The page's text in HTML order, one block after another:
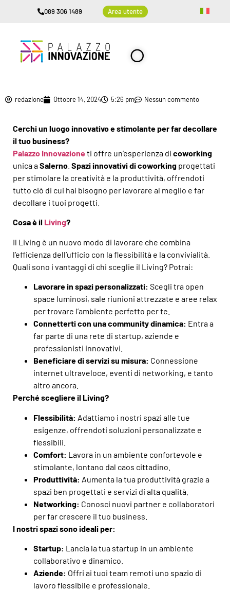
089 306 1489 Area utente
redazione Ottobre 14, 2024 5:26 pm Nessun commento
Cerchi un luogo innovativo e stimolante per far decollare
il tuo business?
Palazzo Innovazioneti offre un’esperienza di coworking
unica aSalerno Spazi innovativi di coworking progettati
per stimolare la creatività e la produttività, offrendoti
tutto ciò di cui hai bisogno per lavorare al meglio e far
decollare i tuoi progetti.
Cosa è il Living?
Il Living è un nuovo modo di lavorare che combina
l’efficienza dell’ufficio con la flessibilità e la convivialità.
Quali sono i vantaggi di chi sceglie il Living? Potrai:
Lavorare in spazi personalizzati: Scegli tra open
space luminosi, sale riunioni attrezzate e aree relax
per trovare l’ambiente perfetto per te.
Connetterti con una community dinamica: Entra a
far parte di una rete di startup, aziende e
professionisti innovativi.
Beneficiare di servizi su misura: Connessione
internet ultraveloce, eventi di networking, e tanto
altro ancora.
Perché scegliere il Living?
Flessibilità: Adattiamo i nostri spazi alle tue
esigenze, offrendoti soluzioni personalizzate e
flessibili.
Comfort: Lavora in un ambiente confortevole e
stimolante, lontano dal caos cittadino.
Produttività: Aumenta la tua produttività grazie a
spazi ben progettati e servizi di alta qualità.
Networking: Conosci nuovi partner e collaboratori
per far crescere il tuo business.
I nostri spazi sono ideali per:
Startup: Lancia la tua startup in un ambiente
collaborativo e dinamico.
Aziende: Offri ai tuoi team remoti uno spazio di
lavoro flessibile e professionale.